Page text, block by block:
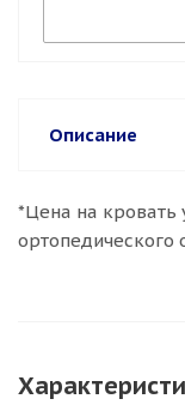
Описание
*Цена на кровать
ортопедического